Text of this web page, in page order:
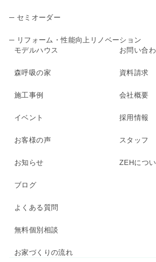
─ セミオーダー
─ リフォーム・性能向上リノベーション
モデルハウス
森呼吸の家
施工事例
イベント
お客様の声
お知らせ
ブログ
よくある質問
無料個別相談
お家づくりの流れ
お問い合
資料請求
会社概要
採用情報
スタッフ
ZEHにつ